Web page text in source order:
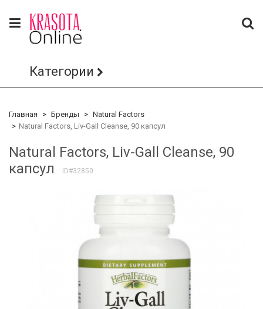
Категории
Главная Бренды
Natural Factors
Natural Factors, Liv-Gall Cleanse, 90 капсул
Natural Factors, Liv-Gall Cleanse, 90
капсул
ID#32850